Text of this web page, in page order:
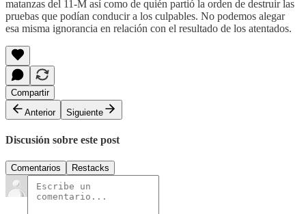
matanzas del 11-M así como de quién partió la orden de destruir las
pruebas que podían conducir a los culpables. No podemos alegar
esa misma ignorancia en relación con el resultado de los atentados.
Compartir
Anterior
Siguiente
Discusión sobre este post
Comentarios Restacks